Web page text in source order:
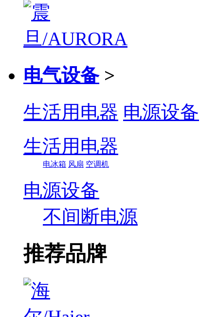
电气设备 >
生活用电器 电源设备
生活用电器
电冰箱 风扇 空调机
电源设备
不间断电源
推荐品牌